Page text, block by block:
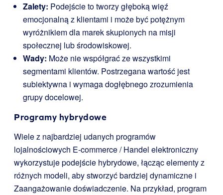
Zalety: Podejście to tworzy głęboką więź
emocjonalną z klientami i może być potężnym
wyróżnikiem dla marek skupionych na misji
społecznej lub środowiskowej.
Wady: Może nie współgrać ze wszystkimi
segmentami klientów. Postrzegana wartość jest
subiektywna i wymaga dogłębnego zrozumienia
grupy docelowej.
Programy hybrydowe
Wiele z najbardziej udanych programów
lojalnościowych E-commerce / Handel elektroniczny
wykorzystuje podejście hybrydowe, łącząc elementy z
różnych modeli, aby stworzyć bardziej dynamiczne i
Zaangażowanie doświadczenie. Na przykład, program